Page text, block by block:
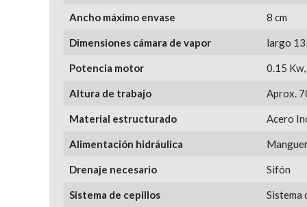
Ancho máximo envase 8 cm
Dimensiones cámara de vapor largo
Potencia motor 0.15
Altura de trabajo Aprox.
Material estructurado Acero
Alimentación hidráulica
Drenaje necesario Sifón
Sistema de cepillos Sistema